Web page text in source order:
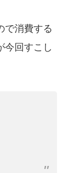
で消費する
今回すこし